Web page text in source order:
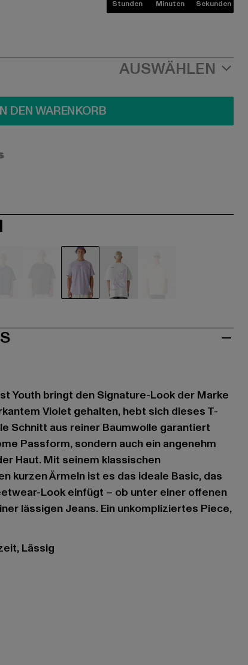
Stunden Minuten Sekunden
AUSWÄHLEN
DEN WARENKORB
Youth bringt den Signature-Look der Marke
Violet gehalten, hebt sich dieses T-
Schnitt aus reiner Baumwolle garantiert
Passform, sondern auch ein angenehm
Haut. Mit seinem klassischen
kurzen Ärmeln ist es das ideale Basic, das
Look einfügt – ob unter einer offenen
lässigen Jeans. Ein unkompliziertes Piece,
Lässig